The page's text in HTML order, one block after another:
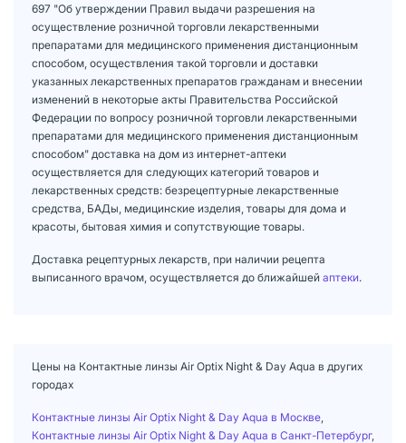
697 "Об утверждении Правил выдачи разрешения на
осуществление розничной торговли лекарственными
препаратами для медицинского применения дистанционным
способом, осуществления такой торговли и доставки
указанных лекарственных препаратов гражданам и внесении
изменений в некоторые акты Правительства Российской
Федерации по вопросу розничной торговли лекарственными
препаратами для медицинского применения дистанционным
способом" доставка на дом из интернет-аптеки
осуществляется для следующих категорий товаров и
лекарственных средств: безрецептурные лекарственные
средства, БАДы, медицинские изделия, товары для дома и
красоты, бытовая химия и сопутствующие товары.
Доставка рецептурных лекарств, при наличии рецепта
выписанного врачом, осуществляется до ближайшей аптеки.
Цены на Контактные линзы Air Optix Night & Day Aqua в других
городах
Контактные линзы Air Optix Night & Day Aqua в Москве
Контактные линзы Air Optix Night & Day Aqua в Санкт-Петербург,